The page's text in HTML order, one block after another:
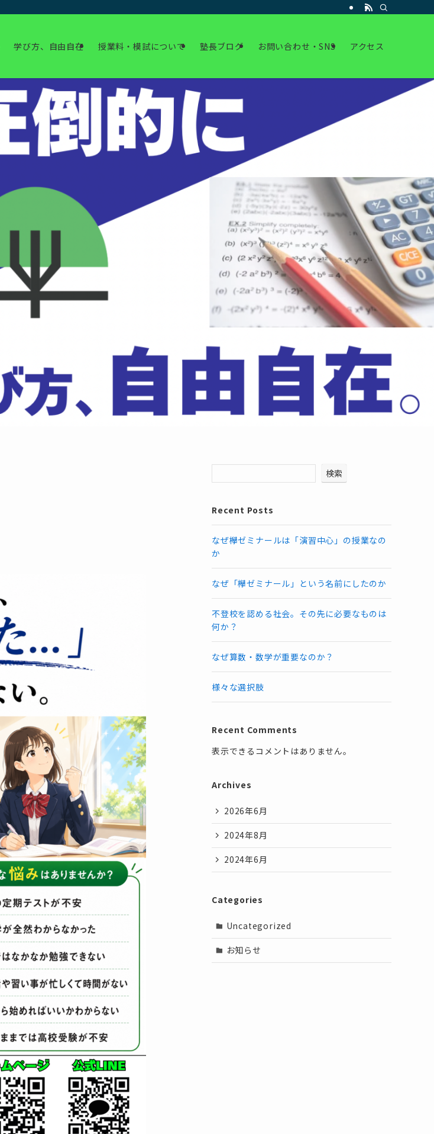
学び方、自由自在 授業料・模試について 塾長ブログ お問い合わせ・SNS アクセス
検索
Recent Posts
なぜ欅ゼミナールは「演習中心」の授業なの
か
なぜ「欅ゼミナール」という名前にしたのか
不登校を認める社会。その先に必要なものは
何か？
なぜ算数・数学が重要なのか？
様々な選択肢
Recent Comments
表示できるコメントはありません。
Archives
2026年6月
2024年8月
2024年6月
Categories
Uncategorized
お知らせ